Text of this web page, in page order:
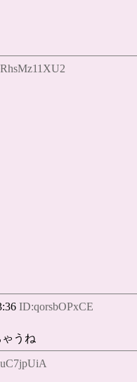
ID:qorsbOPxCE
うね